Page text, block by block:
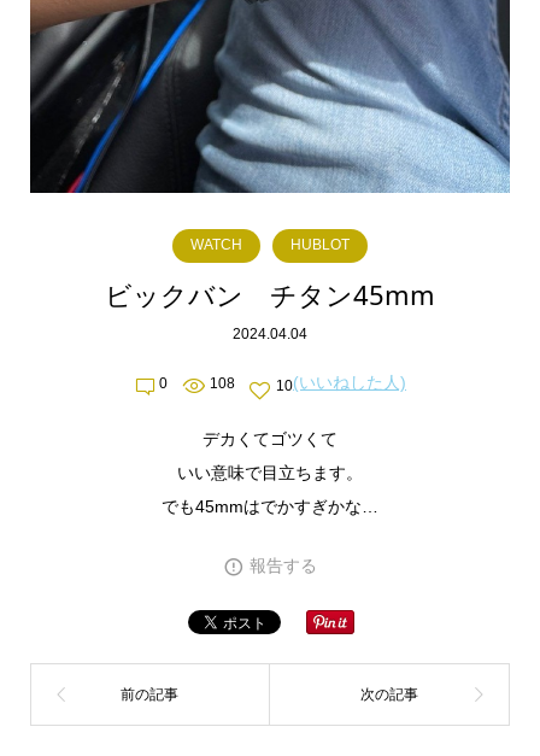
WATCH HUBLOT
ビックバン チタン45mm
2024.04.04
0 108 10(いいねした人)
デカくてゴツくて
いい意味で目立ちます。
でも45mmはでかすぎかな…
報告する